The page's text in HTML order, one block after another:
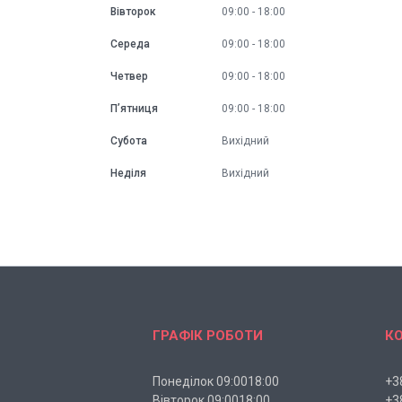
Вівторок 09:00 18:00
Середа 09:00 18:00
Четвер 09:00 18:00
Пʼятниця 09:00 18:00
Субота Вихідний
Неділя Вихідний
ГРАФІК РОБОТИ
Понеділок 09:0018:00